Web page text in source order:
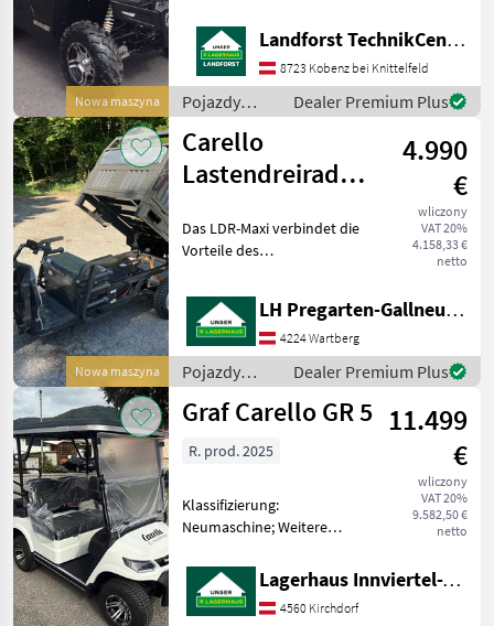
Nowa maszyna
Camouflage
Anhängevorrichtung Um
Ihnen unnötige Wartezeiten
oder Wegstrecken zu
ersparen, bitten
Landforst TechnikCenter Knittelfeld
8723 Kobenz bei Knittelfeld
Pojazdy
silnikowe
rolnicze /
Carello
Dealer Premium Plus
Nowa maszyna
Carello
Lastendreirad
4.990
€
wliczony
VAT 20%
4.158,33 €
netto
Das LDR-Maxi verbindet die
Vorteile des
mit den Vorzügen eines
klassischen
Pritschenwagens. In den
Abmessungen und in der
Bedienung weiterhin
LH Pregarten-Gallneukirchen, Pregarten
4224 Wartberg
Pojazdy
silnikowe
rolnicze /
Dealer Premium Plus
Graf Carello GR 5 11.499
€
wliczony
VAT 20%
9.582,50 €
netto
R. prod. 2025
Klassifizierung:
Neumaschine; Weitere
Carello TR5
Elektrofahrzeug Elektro
Antrieb 5 KW/ 48V
Lagerhaus Innviertel-Traunviertel-Urfahr eGen, Kirchdorf
4560 Kirchdorf